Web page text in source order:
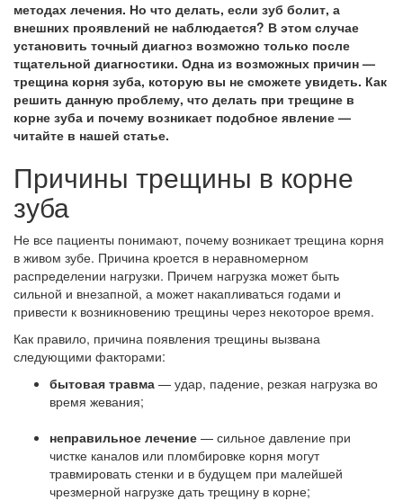
методах лечения. Но что делать, если зуб болит, а
внешних проявлений не наблюдается? В этом случае
установить точный диагноз возможно только после
тщательной диагностики. Одна из возможных причин —
трещина корня зуба, которую вы не сможете увидеть. Как
решить данную проблему, что делать при трещине в
корне зуба и почему возникает подобное явление —
читайте в нашей статье.
Причины трещины в корне
зуба
Не все пациенты понимают, почему возникает трещина корня
в живом зубе. Причина кроется в неравномерном
распределении нагрузки. Причем нагрузка может быть
сильной и внезапной, а может накапливаться годами и
привести к возникновению трещины через некоторое время.
Как правило, причина появления трещины вызвана
следующими факторами:
бытовая травма — удар, падение, резкая нагрузка во
время жевания;
неправильное лечение — сильное давление при
чистке каналов или пломбировке корня могут
травмировать стенки и в будущем при малейшей
чрезмерной нагрузке дать трещину в корне;